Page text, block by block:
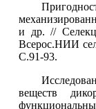
и др. //
Всерос.НИИ
С.91-93.
веществ